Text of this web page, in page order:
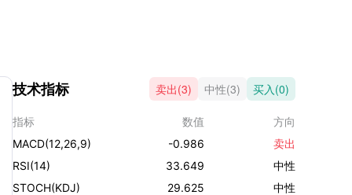
的支撑位上方，并正在测试 171.844 阻力位。
正处于盘整期，等待更明确的方向。 该货币对
，表明买方仍有一定的控制权，不过是暂时
位 171.844，则将标志着看涨趋势的恢复，并打
和 173.299 的道路，这两个阻力位位于 100
技术指标 卖出(3) 中性(3) 买入(0)
指标 数值
方向
MACD(12,26,9)
-0.986
卖出
RSI(14)
33.649
中性
STOCH(KDJ)
29.625 中性